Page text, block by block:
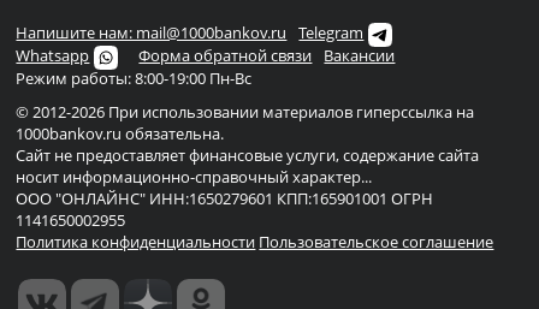
Напишите нам: mail@1000bankov.ru
Telegram
Whatsapp
Форма обратной связи
Вакансии
Режим работы: 8:00-19:00 Пн-Вс
© 2012-2026 При использовании материалов гиперссылка на
1000bankov.ru обязательна.
Сайт не предоставляет финансовые услуги, содержание сайта
носит информационно-справочный характер...
ООО "ОНЛАЙНС" ИНН:1650279601 КПП:165901001 ОГРН
1141650002955
Политика конфиденциальности Пользовательское соглашение